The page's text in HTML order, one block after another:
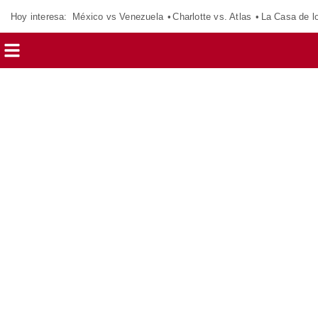
Hoy interesa: México vs Venezuela Charlotte vs. Atlas La Casa de